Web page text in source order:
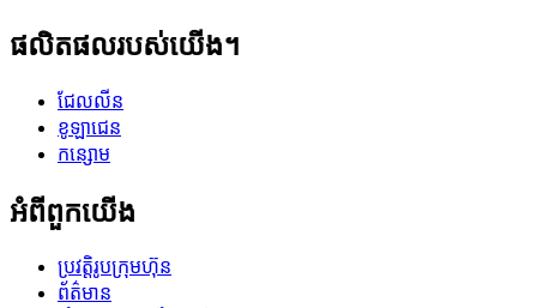
ផលិតផលរបស់យើង។
ជែលលីន
ខូឡាជេន
កន្សោម
អំពីពួកយើង
ប្រវត្តិរូបក្រុមហ៊ុន
ព័ត៌មាន